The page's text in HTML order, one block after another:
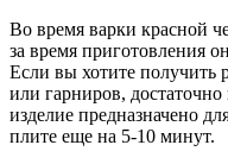
Во время варки красной
за время приготовления
Если вы хотите получить
или гарниров,
изделие предназначено
плите еще на 5-10 минут.